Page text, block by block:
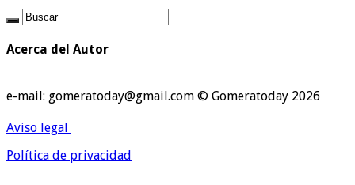
Acerca del Autor
e-mail: gomeratoday@gmail.com © Gomeratoday 2026
Aviso legal
Política de privacidad